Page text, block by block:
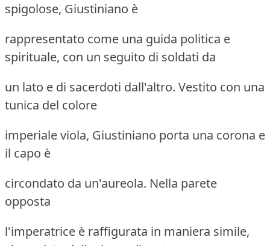
spigolose, Giustiniano è
rappresentato come una guida politica e
spirituale, con un seguito di soldati da
un lato e di sacerdoti dall'altro. Vestito con una
tunica del colore
imperiale viola, Giustiniano porta una corona e
il capo è
circondato da un'aureola. Nella parete
opposta
l'imperatrice è raffigurata in maniera simile,